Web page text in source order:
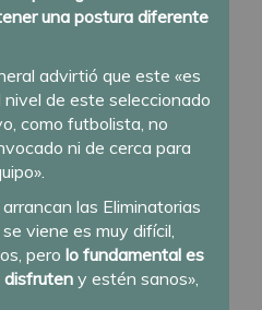
una postura diferente
advirtió que este «es
de este seleccionado
como futbolista, no
ni de cerca para
las Eliminatorias
viene es muy difícil,
pero lo fundamental es
disfruten y estén sanos»,